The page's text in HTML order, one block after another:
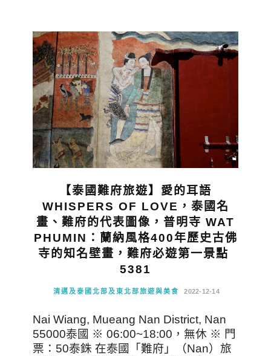
【泰國難府旅遊】愛的耳語
WHISPERS OF LOVE，泰國名
畫、難府的代表圖像，普明寺 WAT
PHUMIN：蘭納風格400年歷史古佛
寺的知名壁畫，難府必遊第一景點
5381
清邁及泰國北部及東北部旅遊與美食 2022-12-14
Nai Wiang, Mueang Nan District, Nan
55000泰國 ※ 06:00~18:00，無休 ※ 門
票：50泰銖 在泰國「難府」（Nan）旅